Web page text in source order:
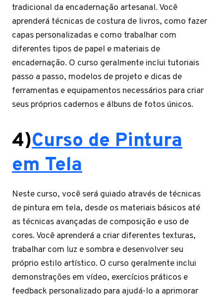
tradicional da encadernação artesanal. Você
aprenderá técnicas de costura de livros, como fazer
capas personalizadas e como trabalhar com
diferentes tipos de papel e materiais de
encadernação. O curso geralmente inclui tutoriais
passo a passo, modelos de projeto e dicas de
ferramentas e equipamentos necessários para criar
seus próprios cadernos e álbuns de fotos únicos.
4)Curso de Pintura
em Tela
Neste curso, você será guiado através de técnicas
de pintura em tela, desde os materiais básicos até
as técnicas avançadas de composição e uso de
cores. Você aprenderá a criar diferentes texturas,
trabalhar com luz e sombra e desenvolver seu
próprio estilo artístico. O curso geralmente inclui
demonstrações em vídeo, exercícios práticos e
feedback personalizado para ajudá-lo a aprimorar